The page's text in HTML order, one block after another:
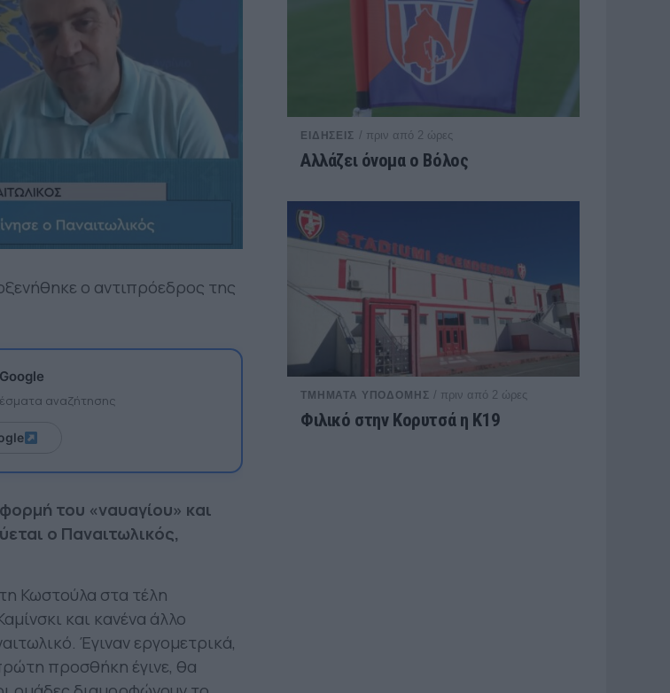
ο αντιπρόεδρος της
αναζήτησης
του «ναυαγίου» και
ο Παναιτωλικός,
Κωστούλα στα τέλη
και κανένα άλλο
Έγιναν εργομετρικά,
προσθήκη έγινε, θα
ΕΙΔΗΣΕΙΣ / πριν από 2 ώρες
Αλλάζει όνομα ο Βόλος
ΤΜΗΜΑΤΑ ΥΠΟΔΟΜΗΣ / πριν από 2 ώρες
Φιλικό στην Κορυτσά η Κ19